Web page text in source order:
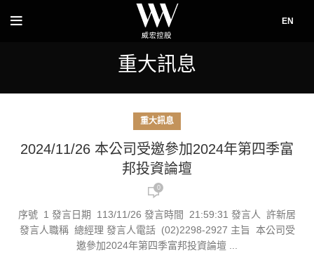
EN
重大訊息
重大訊息
2024/11/26 本公司受邀參加2024年第四季富
邦投資論壇
0
序號 1 發言日期 113/11/26 發言時間 21:59:31 發言人 許新居
發言人職稱 總經理 發言人電話 (02)2298-2927 主旨 本公司受
邀參加2024年第四季富邦投資論壇 ...